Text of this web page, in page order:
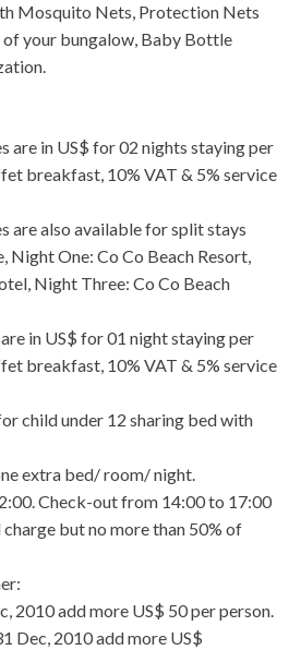
Mosquito Nets, Protection Nets
your bungalow, Baby Bottle
are in US$ for 02 nights staying per
breakfast, 10% VAT & 5% service
are also available for split stays
Night One: Co Co Beach Resort,
Night Three: Co Co Beach
in US$ for 01 night staying per
breakfast, 10% VAT & 5% service
child under 12 sharing bed with
extra bed/ room/ night.
Check-out from 14:00 to 17:00
but no more than 50% of
2010 add more US$ 50 per person.
Dec, 2010 add more US$